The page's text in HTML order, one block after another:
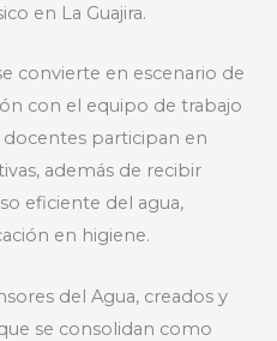
en La Guajira.
convierte en escenario de
con el equipo de trabajo
participan en
además de recibir
eficiente del agua,
en higiene.
del Agua, creados y
se consolidan como